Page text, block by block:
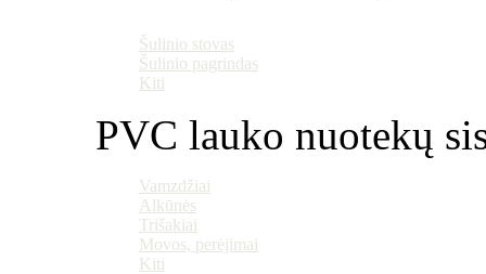
Šulinio stovas
Šulinio pagrindas
Kiti
PVC lauko nuotekų
Vamzdžiai
Alkūnės
Trišakiai
Movos, perėjimai
Kiti